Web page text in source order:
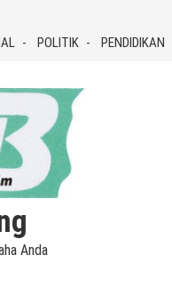
POLITIK PENDIDIKAN
Anda